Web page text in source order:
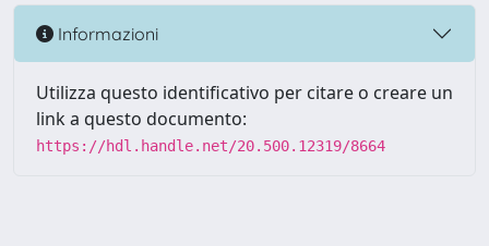
Informazioni
Utilizza questo identificativo per citare o creare un
link a questo documento:
https://hdl.handle.net/20.500.12319/8664